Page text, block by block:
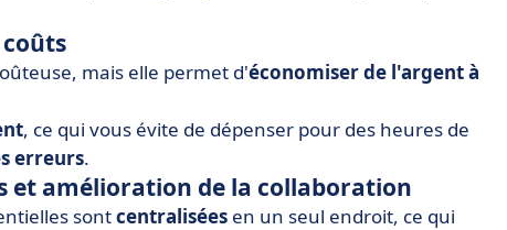
mais elle permet d'économiser de l'argent à
, ce qui vous évite de dépenser pour des heures de
erreurs.
et amélioration de la collaboration
sontcentralisées en un seul endroit, ce qui